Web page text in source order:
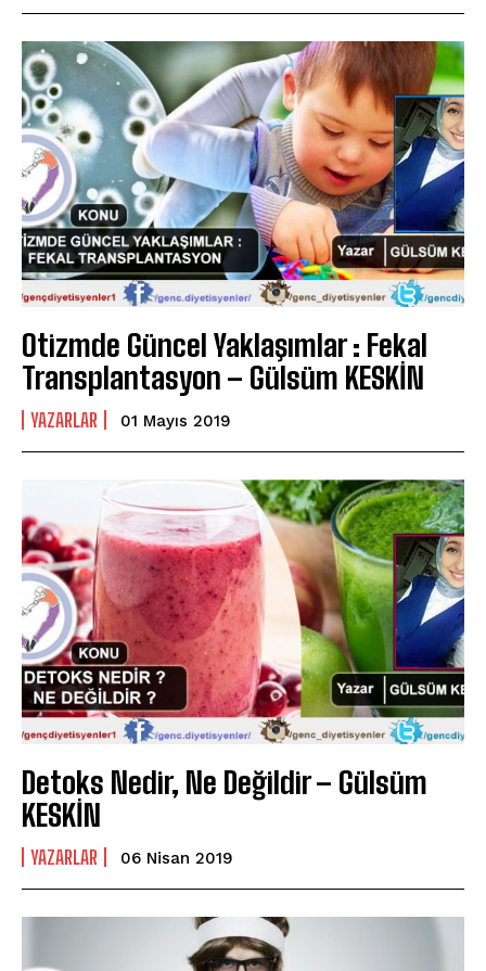
Otizmde Güncel Yaklaşımlar : Fekal
Transplantasyon – Gülsüm KESKİN
YAZARLAR 01 Mayıs 2019
Detoks Nedir, Ne Değildir – Gülsüm
KESKİN
YAZARLAR 06 Nisan 2019